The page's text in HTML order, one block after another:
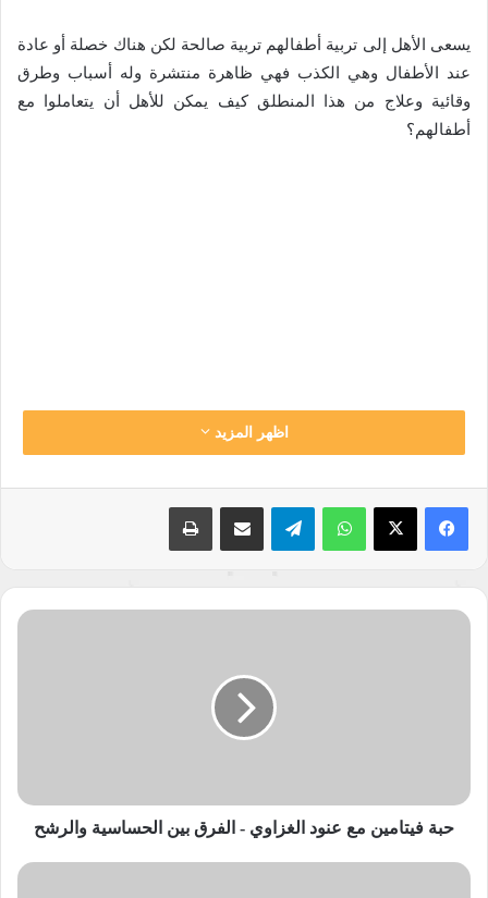
يسعى الأهل إلى تربية أطفالهم تربية صالحة لكن هناك خصلة أو عادة
عند الأطفال وهي الكذب فهي ظاهرة منتشرة وله أسباب وطرق
وقائية وعلاج من هذا المنطلق كيف يمكن للأهل أن يتعاملوا مع
أطفالهم؟
الإعداد والتقديم ميس الكيلاني ومن الهندسة الصوتية الزميل محمد
عبد الله والزميلة ياسمين الزهيري وبرنامجكم اللطيف والمفيد لمسة
بتكبر كونوا على الموعد دائما معنا بحلقاتنا القادمة دمتم برعاية الله.
نسخ الرابط
اظهر المزيد
واتساب تيلقرام مشاركة عبر البريد طباعة
حبة
الحساسية
والرشح
حبة فيتامين مع عنود الغزاوي - الفرق بين الحساسية والرشح
معزوفة